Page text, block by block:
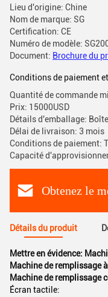
Lieu d'origine: Chine
Nom de marque: SG
Certification: CE
Numéro de modèle:
Document: Brochure du
Conditions de paiement
Quantité de commande
Prix: 15000USD
Détails d'emballage:
Délai de livraison: 3 mois
Conditions de paiement:
Capacité
Obtenez le
Détails du produit
Mettre en évidence:
Machine de remplissage
Machine de remplissage
Écran tactile: